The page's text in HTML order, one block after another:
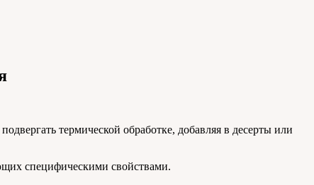
термической обработке, добавляя в десерты или
специфическими свойствами.